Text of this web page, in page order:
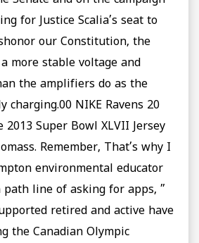
for Justice Scalia’s seat to
our Constitution, the
more stable voltage and
the amplifiers do as the
charging.00 NIKE Ravens 20
2013 Super Bowl XLVII Jersey
Remember, That’s why I
environmental educator
path line of asking for apps, ”
retired and active have
the Canadian Olympic